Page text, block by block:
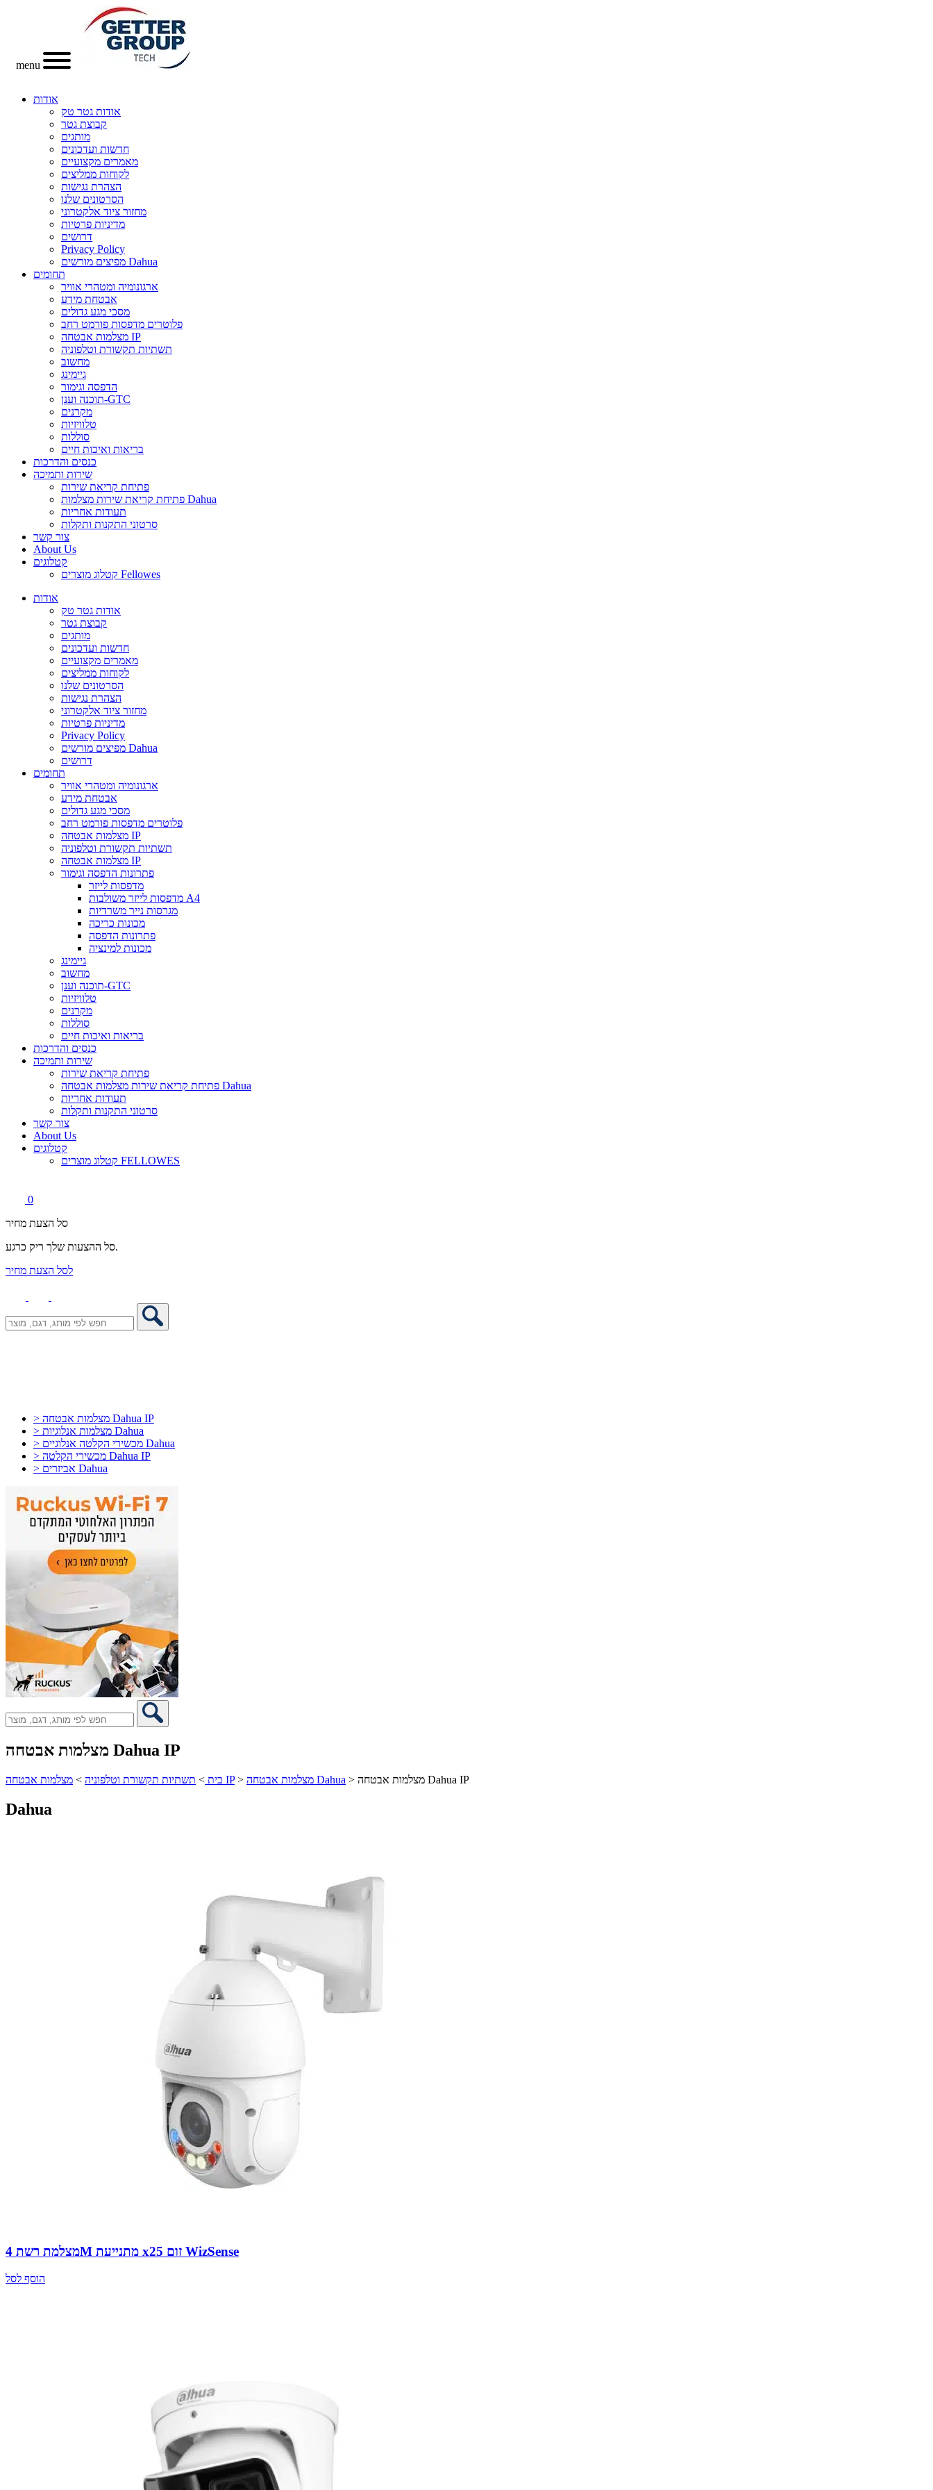
menu
אודות
אודות גטר טק
קבוצת גטר
מותגים
חדשות ועדכונים
מאמרים מקצועיים
לקוחות ממליצים
הצהרת נגישות
הסרטונים שלנו
מחזור ציוד אלקטרוני
מדיניות פרטיות
דרושים
Privacy Policy
מפיצים מורשים Dahua
תחומים
ארגונומיה ומטהרי אוויר
אבטחת מידע
מסכי מגע גדולים
פלוטרים מדפסות פורמט רחב
מצלמות אבטחה IP
תשתיות תקשורת וטלפוניה
מחשוב
גיימינג
הדפסה וגימור
תוכנה וענן-GTC
מקרנים
טלוויזיות
סוללות
בריאות ואיכות חיים
כנסים והדרכות
שירות ותמיכה
פתיחת קריאת שירות
פתיחת קריאת שירות מצלמות Dahua
תעודות אחריות
סרטוני התקנות ותקלות
צור קשר
About Us
קטלוגים
קטלוג מוצרים Fellowes
אודות
אודות גטר טק
קבוצת גטר
מותגים
חדשות ועדכונים
מאמרים מקצועיים
לקוחות ממליצים
הסרטונים שלנו
הצהרת נגישות
מחזור ציוד אלקטרוני
מדיניות פרטיות
Privacy Policy
מפיצים מורשים Dahua
דרושים
תחומים
ארגונומיה ומטהרי אוויר
אבטחת מידע
מסכי מגע גדולים
פלוטרים מדפסות פורמט רחב
מצלמות אבטחה IP
תשתיות תקשורת וטלפוניה
מצלמות אבטחה IP
פתרונות הדפסה וגימור
מדפסות לייזר
מדפסות לייזר משולבות A4
מגרסות נייר משרדיות
מכונות כריכה
פתרונות הדפסה
מכונות למינציה
גיימינג
מחשוב
תוכנה וענן-GTC
טלוויזיות
מקרנים
סוללות
בריאות ואיכות חיים
כנסים והדרכות
שירות ותמיכה
פתיחת קריאת שירות
פתיחת קריאת שירות מצלמות אבטחה Dahua
תעודות אחריות
סרטוני התקנות ותקלות
צור קשר
About Us
קטלוגים
קטלוג מוצרים FELLOWES
0
סל הצעת מחיר
סל ההצעות שלך ריק כרגע.
לסל הצעת מחיר
> מצלמות אבטחה Dahua IP
> מצלמות אנלוגיות Dahua
> מכשירי הקלטה אנלוגיים Dahua
> מכשירי הקלטה Dahua IP
> אביזרים Dahua
מצלמות אבטחה Dahua IP
בית > תשתיות תקשורת וטלפוניה > מצלמות אבטחה IP> מצלמות אבטחה Dahua > מצלמות אבטחה Dahua IP
Dahua
מצלמת רשת 4M מתנייעת x25 זום WizSense
הוסף לסל